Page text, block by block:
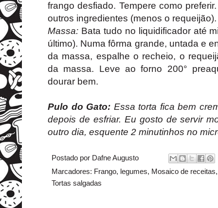
frango desfiado. Tempere como
outros ingredientes (menos o
Massa: Bata tudo no liquidificador até
último). Numa fôrma grande, untada e
da massa, espalhe o recheio, o
da massa. Leve ao forno 200°
dourar bem.
Pulo do Gato: Essa torta fica bem
depois de esfriar. Eu gosto de servir
outro dia, esquente 2 minutinhos no
Postado por Dafne Augusto
Marcadores: Frango, legumes, Mosaico de receitas
Tortas salgadas